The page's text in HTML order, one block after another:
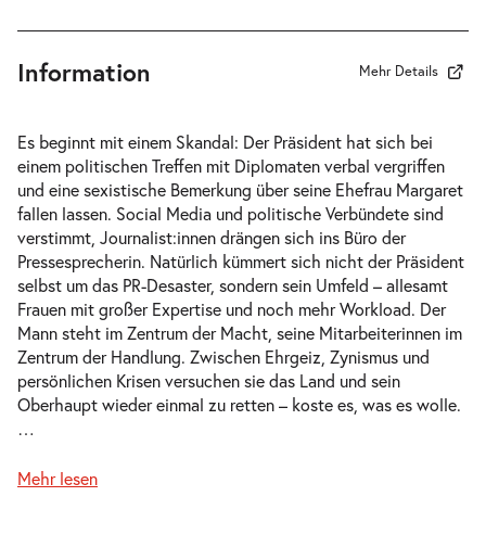
Information Mehr Details
Es beginnt mit einem Skandal: Der Präsident hat sich bei
einem politischen Treffen mit Diplomaten verbal vergriffen
und eine sexistische Bemerkung über seine Ehefrau Margaret
fallen lassen. Social Media und politische Verbündete sind
verstimmt, Journalist:innen drängen sich ins Büro der
Pressesprecherin. Natürlich kümmert sich nicht der Präsident
selbst um das PR-Desaster, sondern sein Umfeld – allesamt
Frauen mit großer Expertise und noch mehr Workload. Der
Mann steht im Zentrum der Macht, seine Mitarbeiterinnen im
Zentrum der Handlung. Zwischen Ehrgeiz, Zynismus und
persönlichen Krisen versuchen sie das Land und sein
Oberhaupt wieder einmal zu retten – koste es, was es wolle.
…
Mehr lesen